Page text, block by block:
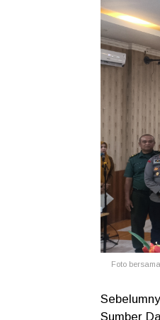
Foto bersama.
Sumber